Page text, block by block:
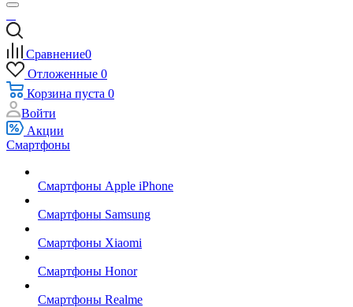
Сравнение0
Отложенные 0
Корзина пуста 0
Войти
Акции
Смартфоны
Смартфоны Apple iPhone
Смартфоны Samsung
Смартфоны Xiaomi
Смартфоны Honor
Смартфоны Realme